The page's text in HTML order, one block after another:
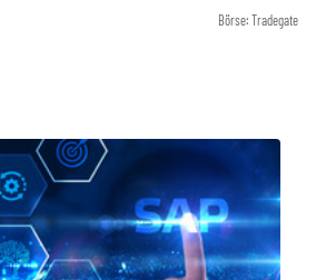
Börse: Tradegate